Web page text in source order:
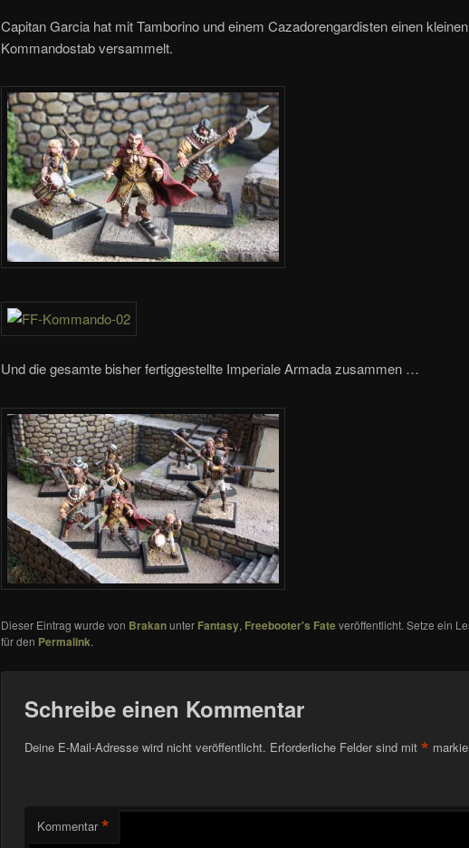
Capitan Garcia hat mit Tamborino und einem Cazadorengardisten einen kleinen
Kommandostab versammelt.
Und die gesamte bisher fertiggestellte Imperiale Armada zusammen …
Dieser Eintrag wurde von Brakanunter Fantasy, Freebooter's Fateveröffentlicht. Setze ein
für den Permalink.
Schreibe einen Kommentar
Deine E-Mail-Adresse wird nicht veröffentlicht. Erforderliche Felder sind mit *
Kommentar *